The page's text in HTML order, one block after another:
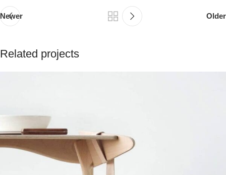
Newer Older
Related projects